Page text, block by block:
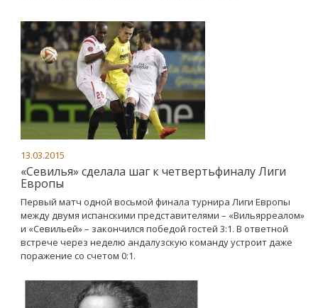
13.03.2015
«Севилья» сделала шаг к четвертьфиналу Лиги
Европы
Первый матч одной восьмой финала турнира Лиги Европы
между двумя испанскими представителями – «Вильярреалом»
и «Севильей» – закончился победой гостей 3:1. В ответной
встрече через неделю андалузскую команду устроит даже
поражение со счетом 0:1.